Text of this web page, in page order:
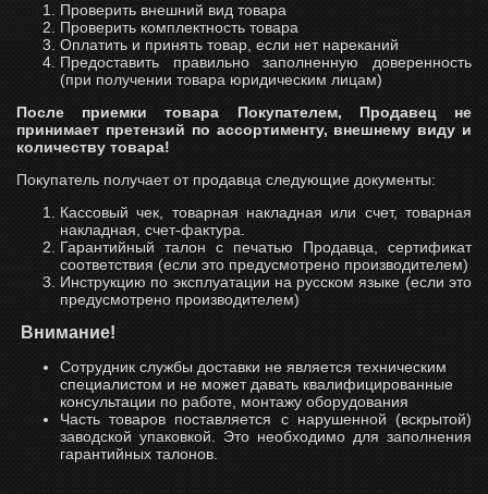
Проверить внешний вид товара
Проверить комплектность товара
Оплатить и принять товар, если нет нареканий
Предоставить правильно заполненную доверенность
(при получении товара юридическим лицам)
После приемки товара Покупателем, Продавец не
принимает претензий по ассортименту, внешнему виду и
количеству товара!
Покупатель получает от продавца следующие документы:
Кассовый чек, товарная накладная или счет, товарная
накладная, счет-фактура.
Гарантийный талон с печатью Продавца, сертификат
соответствия (если это предусмотрено производителем)
Инструкцию по эксплуатации на русском языке (если это
предусмотрено производителем)
Внимание!
Сотрудник службы доставки не является техническим
специалистом и не может давать квалифицированные
консультации по работе, монтажу оборудования
Часть товаров поставляется с нарушенной (вскрытой)
заводской упаковкой. Это необходимо для заполнения
гарантийных талонов.
WhatsApp Telegram